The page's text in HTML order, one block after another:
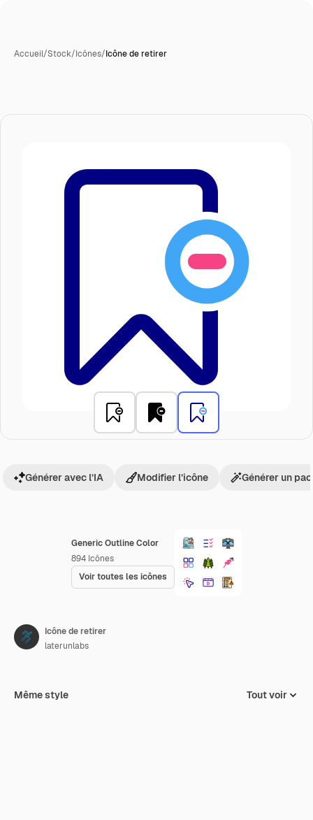
Accueil/Stock/Icônes/Icône de retirer
Generic Outline Color
894 Icônes
Voir toutes les icônes
Générer avec l’IA Modifier l’icône Générer un
Icône de retirer
laterunlabs
Même style Tout voir